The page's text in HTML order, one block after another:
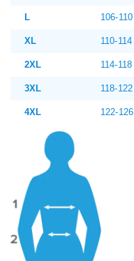
L 106-110
XL 110-114
2XL 114-118
3XL 118-122
4XL 122-126